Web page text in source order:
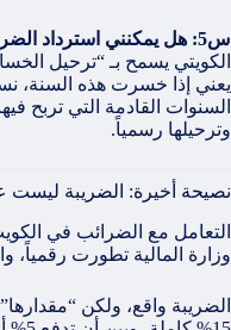
س5: هل يمكنني استرداد الضريبة إذا حققت خسارة؟
يعني إذا خسرت هذه السنة،
السنوات القادمة التي تربح
وترحيلها رسمياً.
نصيحة أخيرة: الضريبة ليست
التعامل مع الضرائب في
وزارة المالية تطورت
الضريبة واقع، ولكن